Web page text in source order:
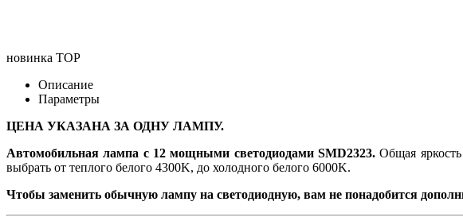
новинка TOP
Описание
Параметры
ЦЕНА УКАЗАНА ЗА ОДНУ ЛАМПУ.
Автомобильная лампа с 12 мощными светодиодами SMD2323.Общая яркость
выбрать от теплого белого 4300K, до холодного белого 6000K.
Чтобы заменить обычную лампу на светодиодную, вам не понадобится